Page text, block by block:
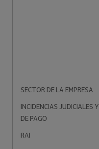
SECTOR DE LA EMPRESA
INCIDENCIAS JUDICIALES Y
DE PAGO
RAI